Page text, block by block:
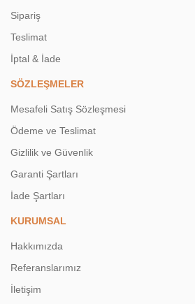
Sipariş
Teslimat
İptal & İade
SÖZLEŞMELER
Mesafeli Satış Sözleşmesi
Ödeme ve Teslimat
Gizlilik ve Güvenlik
Garanti Şartları
İade Şartları
KURUMSAL
Hakkımızda
Referanslarımız
İletişim